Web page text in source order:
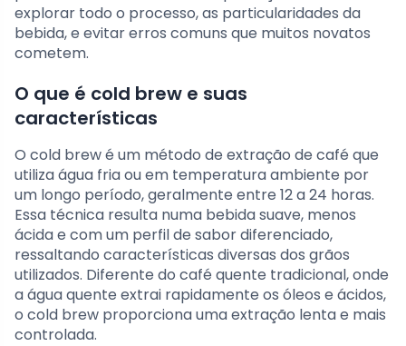
explorar todo o processo, as particularidades da
bebida, e evitar erros comuns que muitos novatos
cometem.
O que é cold brew e suas
características
O cold brew é um método de extração de café que
utiliza água fria ou em temperatura ambiente por
um longo período, geralmente entre 12 a 24 horas.
Essa técnica resulta numa bebida suave, menos
ácida e com um perfil de sabor diferenciado,
ressaltando características diversas dos grãos
utilizados. Diferente do café quente tradicional, onde
a água quente extrai rapidamente os óleos e ácidos,
o cold brew proporciona uma extração lenta e mais
controlada.